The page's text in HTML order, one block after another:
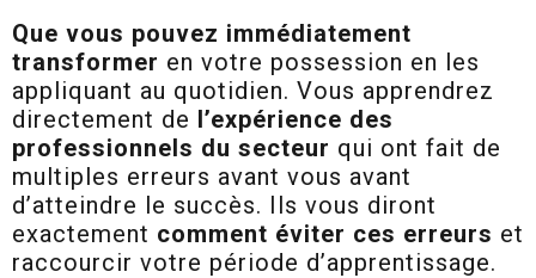
Que vous pouvez immédiatement
transformer en votre possession en les
appliquant au quotidien. Vous apprendrez
directement de l’expérience des
professionnels du secteur qui ont fait de
multiples erreurs avant vous avant
d’atteindre le succès. Ils vous diront
exactement comment éviter ces erreurs et
raccourcir votre période d’apprentissage.